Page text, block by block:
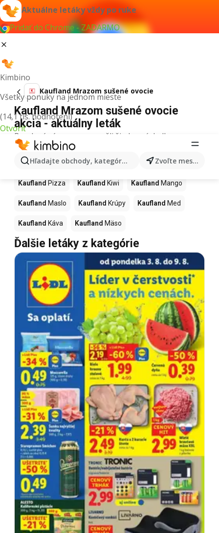
Aktuálne letáky vždy po ruke
Pridať do Chrome - ZADARMO
Kimbino
Všetky ponuky na jednom mieste
(14,1 tis. hodnotení)
Otvoriť
Hľadajte obchody, kategórie, produkty... Zvoľte mesto
Kaufland Mrazom sušené ovocie
Kaufland Mrazom sušené ovocie
akcia - aktuálny leták
Pre daný výraz sme nenašli žiadne výsledky.
Ďalšie produkty v obchodoch
Kaufland
Kaufland Pizza Kaufland Kiwi Kaufland Mango
Kaufland Maslo Kaufland Krúpy Kaufland Med
Kaufland Káva Kaufland Mäso
Ďalšie letáky z kategórie